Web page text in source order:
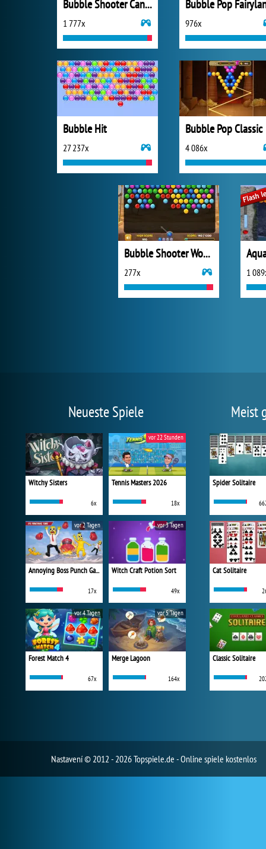
Bubble Shooter Candy
1 777x
Bubble Pop
976x
Bubble Hit
27 237x
Bubble Pop Classic
4 086x
Bubble Shooter Wonders of Egypt
277x 1
Neueste Spiele
Witchy Sisters
6x
Tennis Masters 2026
18x
vor 22 Stunden
Annoying Boss Punch Game
17x
vor 2 Tagen
Witch Craft Potion Sort
49x
vor 3 Tagen
Forest Match 4
67x
vor 4 Tagen
Merge Lagoon
164x
vor 5 Tagen
Meist
Spider Solitaire
Cat Solitaire
Classic Solitaire
Nastavení© 2012 - 2026 Topspiele.de - Online spiele kostenlos